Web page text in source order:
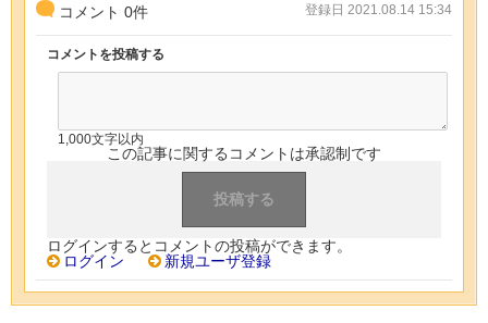
コメント 0件 登録日 2021.08.14 15:34
コメントを投稿する
1,000文字以内
この記事に関するコメントは承認制です
ログインするとコメントの投稿ができます。
ログイン
新規ユーザ登録